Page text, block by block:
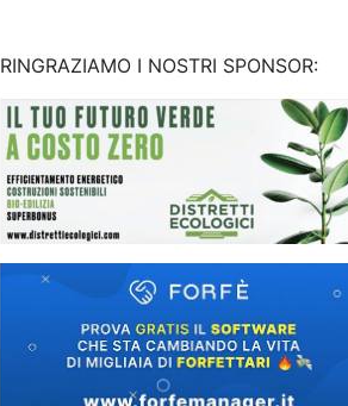
RINGRAZIAMO I NOSTRI SPONSOR: